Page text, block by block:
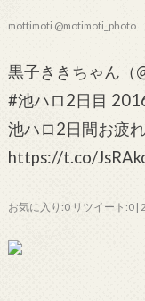
mottimoti @motimoti_photo
黒子ききちゃん（
#池ハロ2日目
池ハロ2日間お疲
https://t.co/
お気に入り:0 リツイート:0